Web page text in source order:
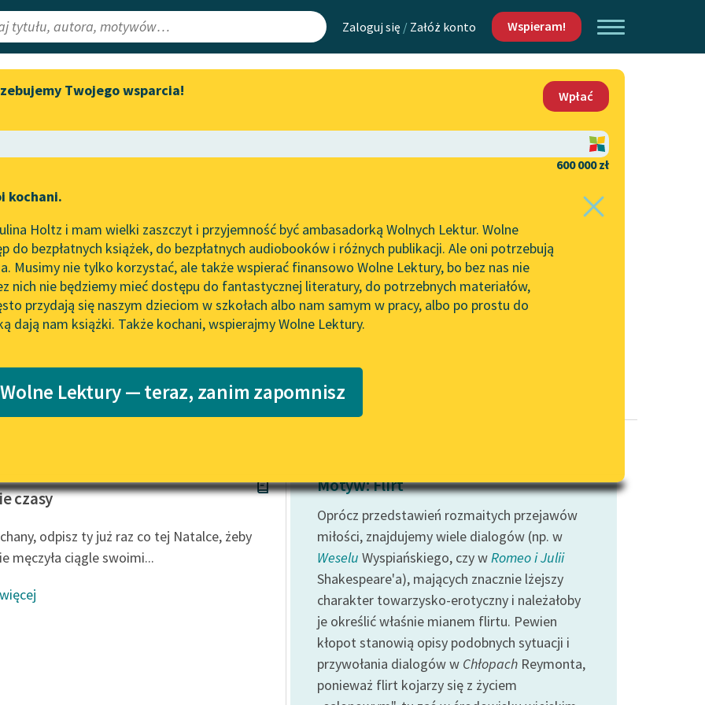
Zaloguj się / Załóż konto Wspieram!
Lektury
redakcyjne
Aktualności
Byliśmy częścią AI Impact Lab
Zapraszamy na spotkanie
w Oslo
Wolne Lektury na 32.
Pol’and’Rock Festivalu
„Kochanek Lady Chatterley”
do słuchania na Wolnych
Lekturach
Blog
Lektury szkolne i klasyka
E-kolekcja lektur szkolnych i
uczennic i uczniów z
niepełnosprawnościami
Feministyczne inspiracje.
Mapa Wolnych Lektur
Leśmianator
API
OAI-PMH
Widget Wolnych Lektur
Katalog
Katalog w formacie PDF
Kontakt
O projekcie
Zasady wykorzystania
Wolnych Lektur
Logotypy
Materiały promocyjne
wrażliwych
Deklaracja dostępności
Twojego wsparcia!
Wpłać
600 000 zł
kochani.
Holtz i mam wielki zaszczyt i przyjemność być ambasadorką Wolnych Lektur. Wolne
do bezpłatnych książek, do bezpłatnych audiobooków i różnych publikacji. Ale oni potrzebują
Musimy nie tylko korzystać, ale także wspierać finansowo Wolne Lektury, bo bez nas nie
nich nie będziemy mieć dostępu do fantastycznej literatury, do potrzebnych materiałów,
przydają się naszym dzieciom w szkołach albo nam samym w pracy, albo po prostu do
dają nam książki. Także kochani, wspierajmy Wolne Lektury.
Lektury — teraz, zanim zapomnisz
Michał Bałucki✖
czasy
odpisz ty już raz co tej Natalce, żeby
męczyła ciągle swoimi...
Motyw: Flirt
Oprócz przedstawień rozmaitych przejawów
miłości, znajdujemy wiele dialogów (np. w
Weselu Wyspiańskiego, czy wRomeo i Julii
Shakespeare'a), mających znacznie lżejszy
charakter towarzysko-erotyczny i należałoby
je określić właśnie mianem flirtu. Pewien
kłopot stanowią opisy podobnych sytuacji i
przywołania dialogów w Chłopach Reymonta,
ponieważ flirt kojarzy się z życiem